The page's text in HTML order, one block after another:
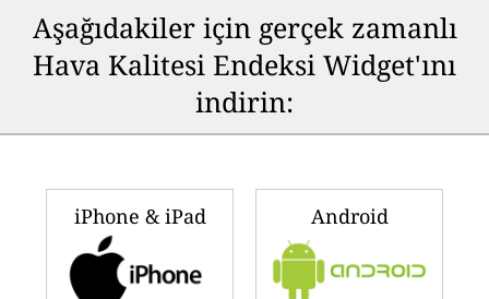
Aşağıdakiler için gerçek zamanlı
Hava Kalitesi Endeksi Widget'ını
indirin:
iPhone & iPad Android